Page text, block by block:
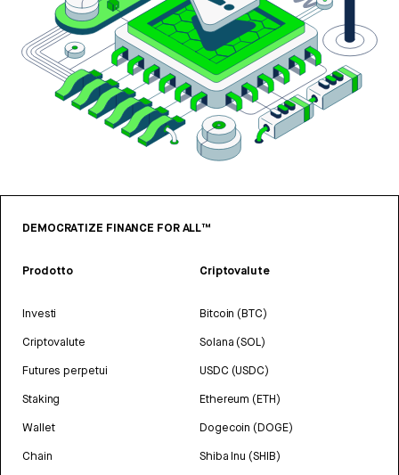
DEMOCRATIZE FINANCE FOR ALL™
Prodotto
Investi
Criptovalute
Futures perpetui
Staking
Wallet
Chain
Criptovalute
Bitcoin (BTC)
Solana (SOL)
USDC (USDC)
Ethereum (ETH)
Dogecoin (DOGE)
Shiba Inu (SHIB)